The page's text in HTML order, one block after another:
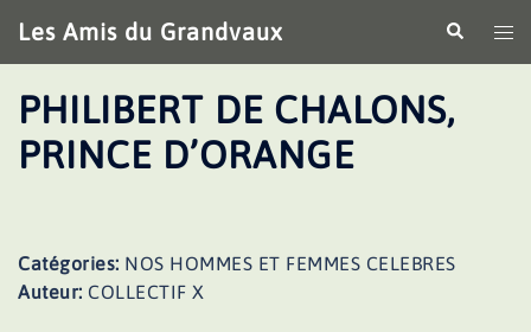
au
contenu
Les Amis du Grandvaux
le
PHILIBERT DE CHALONS,
PRINCE D’ORANGE
Catégories: NOS HOMMES ET FEMMES CELEBRES
Auteur: COLLECTIF X